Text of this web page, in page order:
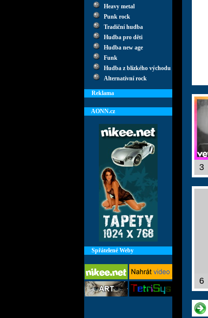
Heavy metal
Punk rock
Tradiční hudba
Hudba pro děti
Hudba new age
Funk
Hudba z blízkého východu
Alternativní rock
Reklama
AONN.cz
Spřátelené Weby
3
6